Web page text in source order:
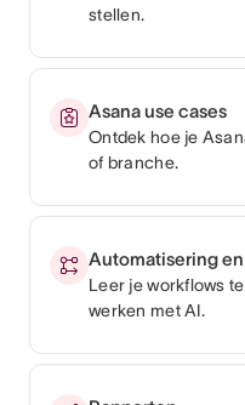
stellen.
Asana use cases
Ontdek hoe je
of branche.
Automatisering en
Leer je workflows
werken met AI.